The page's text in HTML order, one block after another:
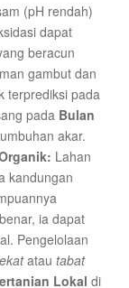
(pH rendah)
dapat
beracun
gambut dan
terprediksi pada
pada Bulan
akar.
Lahan
kandungan
ia dapat
Pengelolaan
atau tabat
Lokal di